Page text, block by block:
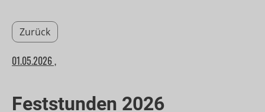
Zurück
01.05.2026,
Feststunden 2026